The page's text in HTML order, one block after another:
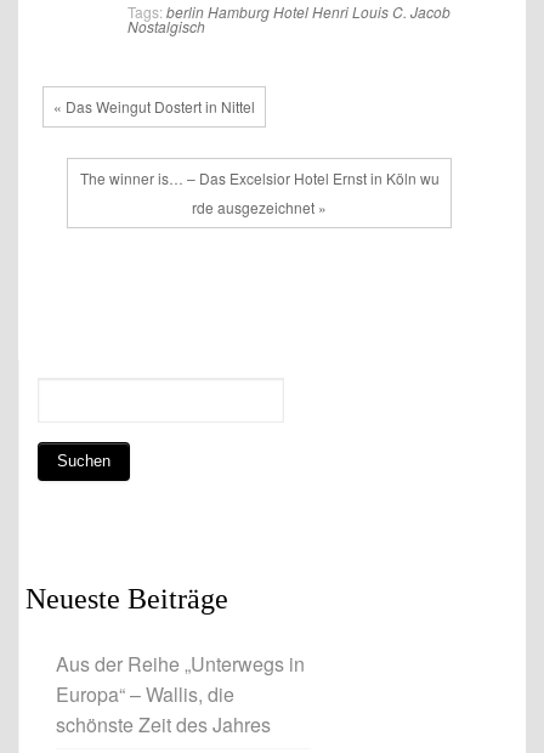
Tags: berlinHamburgHotel HenriLouis C. Jacob
Nostalgisch
« Das Weingut Dostert in Nittel
The winner is… – Das Excelsior Hotel Ernst in Köln wu
rde ausgezeichnet »
Neueste Beiträge
Aus der Reihe „Unterwegs in
Europa“ – Wallis, die
schönste Zeit des Jahres